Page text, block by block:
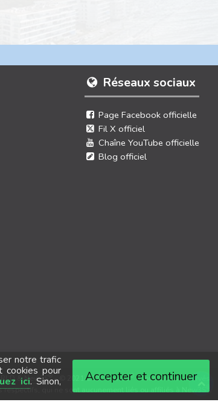
Réseaux sociaux
Page Facebook officielle
Fil X officiel
Chaîne YouTube officielle
Blog officiel
&New3S - © 2021-2026 New3S® -Tous droits réservés.
qui ne sont aucunement liés ou affiliés à New3S
notre trafic
cookies pour
ici. Sinon,
Accepter et continuer